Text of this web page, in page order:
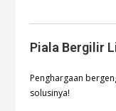
Piala Bergilir
Penghargaan
solusinya!